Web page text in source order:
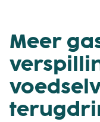
Meer